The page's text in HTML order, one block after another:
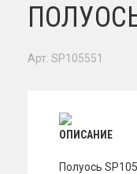
Арт. SP105551
ОПИСАНИЕ
Полуось